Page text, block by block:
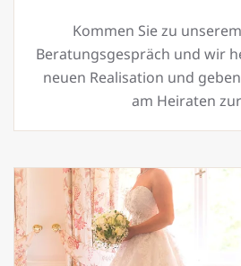
Kommen Sie zu
Beratungsgespräch und wir
neuen Realisation und
am Heiraten